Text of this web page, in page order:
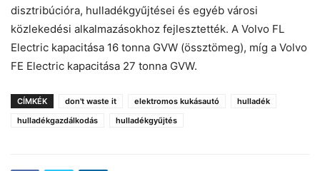
disztribúcióra, hulladékgyűjtései és egyéb városi
közlekedési alkalmazásokhoz fejlesztették. A Volvo FL
Electric kapacitása 16 tonna GVW (össztömeg), míg a Volvo
FE Electric kapacitása 27 tonna GVW.
CÍMKÉK don't waste it elektromos kukásautó
hulladék
hulladékgazdálkodás
hulladékgyűjtés